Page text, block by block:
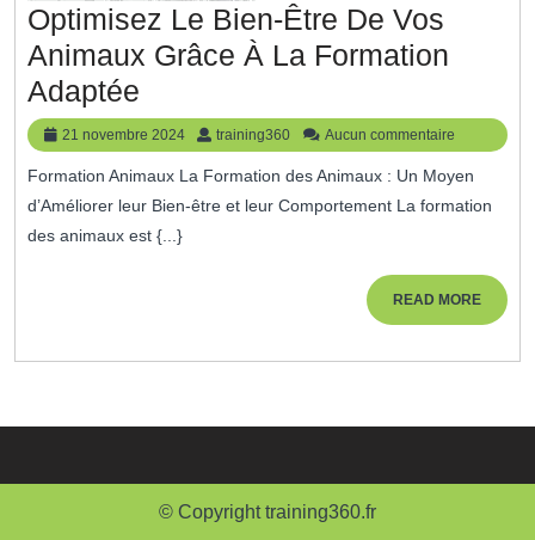
Optimisez Le Bien-Être De Vos
Animaux Grâce À La Formation
Adaptée
Le
Bien-
Être
De
Adaptée
21 novembre 2024
21
novembre
2024
training360 training360
Aucun commentaire
Formation Animaux La Formation des Animaux : Un Moyen
d’Améliorer leur Bien-être et leur Comportement La formation
des animaux est {...}
READ MOREREAD
MORE
© Copyright training360.fr